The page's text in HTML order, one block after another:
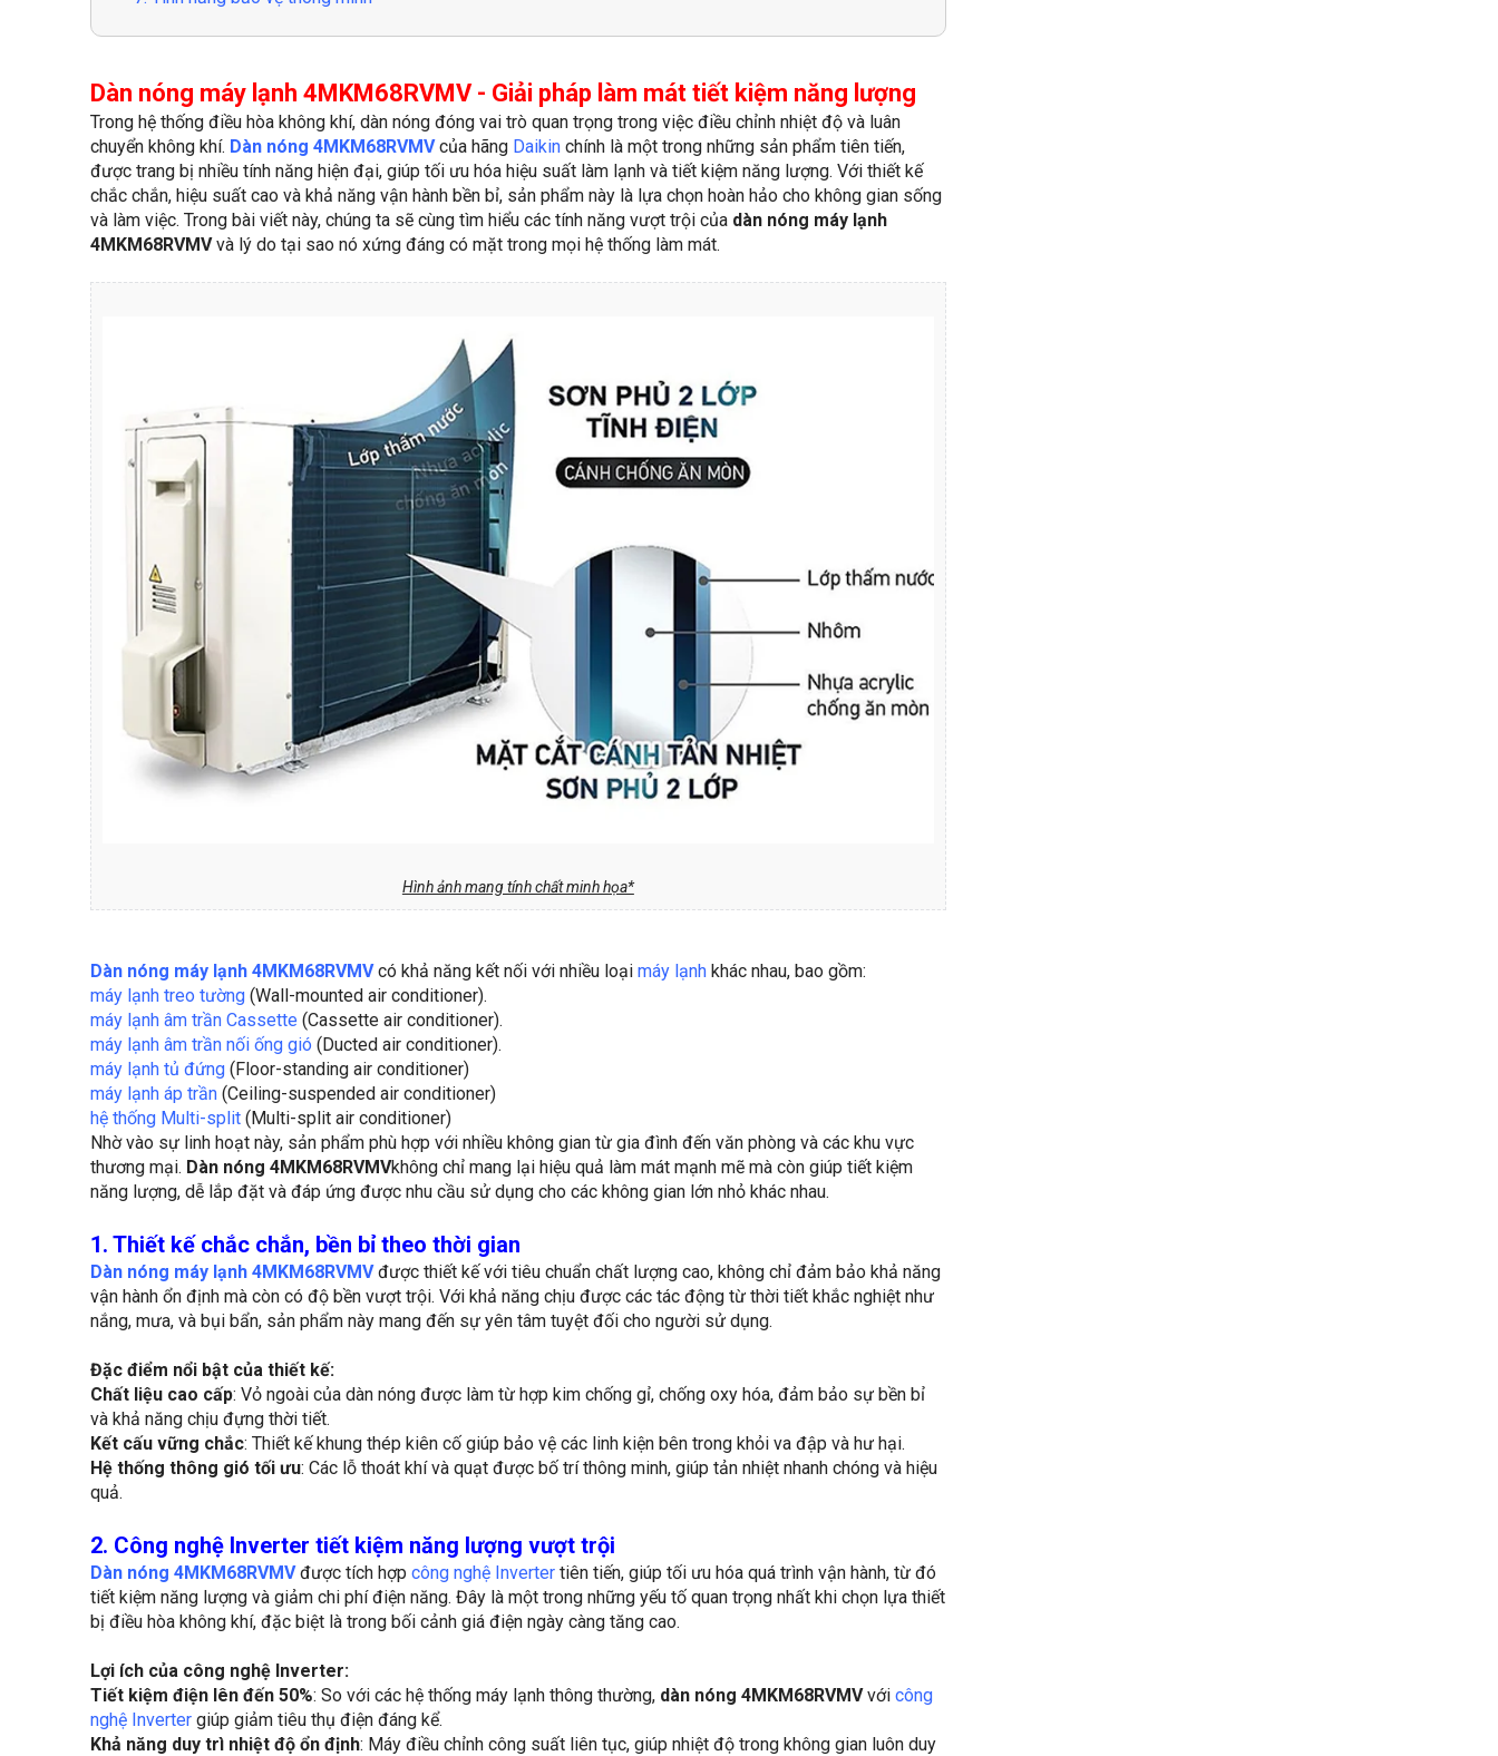
Dàn nóng máy lạnh 4MKM68RVMV - Giải pháp làm mát tiết kiệm năng lượng
Trong hệ thống điều hòa không khí, dàn nóng đóng vai trò quan trọng trong việc điều chỉnh nhiệt độ và luân
chuyển không khí. Dàn nóng 4MKM68RVMV của hãng Daikin chính là một trong những sản phẩm tiên tiến,
được trang bị nhiều tính năng hiện đại, giúp tối ưu hóa hiệu suất làm lạnh và tiết kiệm năng lượng. Với thiết kế
chắc chắn, hiệu suất cao và khả năng vận hành bền bỉ, sản phẩm này là lựa chọn hoàn hảo cho không gian sống
và làm việc. Trong bài viết này, chúng ta sẽ cùng tìm hiểu các tính năng vượt trội của dàn nóng máy lạnh
4MKM68RVMVvà lý do tại sao nó xứng đáng có mặt trong mọi hệ thống làm mát.
Hình ảnh mang tính chất minh họa*
Dàn nóng máy lạnh 4MKM68RVMV có khả năng kết nối với nhiều loại máy lạnhkhác nhau, bao gồm:
máy lạnh treo tường(Wall-mounted air conditioner).
máy lạnh âm trần Cassette (Cassette air conditioner).
máy lạnh âm trần nối ống gió (Ducted air conditioner).
máy lạnh tủ đứng(Floor-standing air conditioner)
máy lạnh áp trần(Ceiling-suspended air conditioner)
hệ thống Multi-split(Multi-split air conditioner)
Nhờ vào sự linh hoạt này, sản phẩm phù hợp với nhiều không gian từ gia đình đến văn phòng và các khu vực
thương mại. Dàn nóng 4MKM68RVMVkhông chỉ mang lại hiệu quả làm mát mạnh mẽ mà còn giúp tiết kiệm
năng lượng, dễ lắp đặt và đáp ứng được nhu cầu sử dụng cho các không gian lớn nhỏ khác nhau.
1. Thiết kế chắc chắn, bền bỉ theo thời gian
Dàn nóng máy lạnh 4MKM68RVMV được thiết kế với tiêu chuẩn chất lượng cao, không chỉ đảm bảo khả năng
vận hành ổn định mà còn có độ bền vượt trội. Với khả năng chịu được các tác động từ thời tiết khắc nghiệt như
nắng, mưa, và bụi bẩn, sản phẩm này mang đến sự yên tâm tuyệt đối cho người sử dụng.
Đặc điểm nổi bật của thiết kế:
Chất liệu cao cấp: Vỏ ngoài của dàn nóng được làm từ hợp kim chống gỉ, chống oxy hóa, đảm bảo sự bền bỉ
và khả năng chịu đựng thời tiết.
Kết cấu vững chắc: Thiết kế khung thép kiên cố giúp bảo vệ các linh kiện bên trong khỏi va đập và hư hại.
Hệ thống thông gió tối ưu: Các lỗ thoát khí và quạt được bố trí thông minh, giúp tản nhiệt nhanh chóng và hiệu
quả.
2. Công nghệ Inverter tiết kiệm năng lượng vượt trội
Dàn nóng 4MKM68RVMV được tích hợp công nghệ Invertertiên tiến, giúp tối ưu hóa quá trình vận hành, từ đó
tiết kiệm năng lượng và giảm chi phí điện năng. Đây là một trong những yếu tố quan trọng nhất khi chọn lựa thiết
bị điều hòa không khí, đặc biệt là trong bối cảnh giá điện ngày càng tăng cao.
Lợi ích của công nghệ Inverter:
Tiết kiệm điện lên đến 50%: So với các hệ thống máy lạnh thông thường, dàn nóng 4MKM68RVMVvới công
nghệ Invertergiúp giảm tiêu thụ điện đáng kể.
Khả năng duy trì nhiệt độ ổn định: Máy điều chỉnh công suất liên tục, giúp nhiệt độ trong không gian luôn duy